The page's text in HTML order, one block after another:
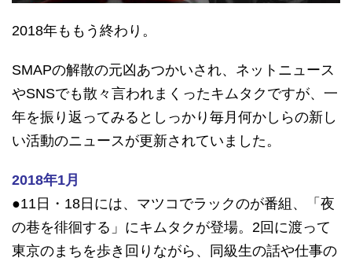
2018年ももう終わり。
SMAPの解散の元凶あつかいされ、ネットニュース
やSNSでも散々言われまくったキムタクですが、一
年を振り返ってみるとしっかり毎月何かしらの新し
い活動のニュースが更新されていました。
2018年1月
●11日・18日には、マツコでラックのが番組、「夜
の巷を徘徊する」にキムタクが登場。2回に渡って
東京のまちを歩き回りながら、同級生の話や仕事の